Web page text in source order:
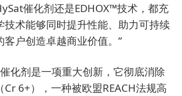
催化剂还是EDHOX™技术，都充
技术能够同时提升性能、助力可持续
户创造卓越商业价值。”
化剂是一项重大创新，它彻底消除
6+），一种被欧盟REACH法规高